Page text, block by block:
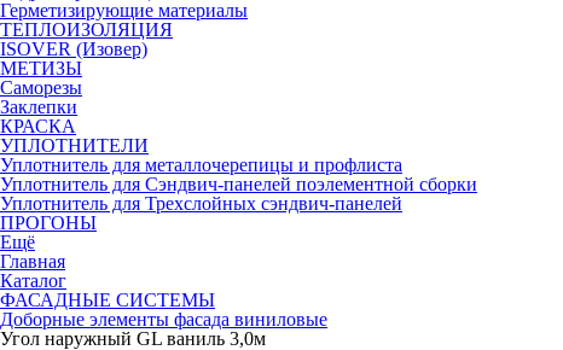
Герметизирующие материалы
ТЕПЛОИЗОЛЯЦИЯ
ISOVER (Изовер)
МЕТИЗЫ
Саморезы
Заклепки
КРАСКА
УПЛОТНИТЕЛИ
Уплотнитель для металлочерепицы и профлиста
Уплотнитель для Сэндвич-панелей поэлементной сборки
Уплотнитель для Трехслойных сэндвич-панелей
ПРОГОНЫ
Ещё
Главная
Каталог
ФАСАДНЫЕ СИСТЕМЫ
Доборные элементы фасада виниловые
Угол наружный GL ваниль 3,0м